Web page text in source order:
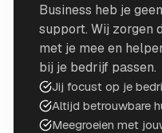
Business heb je
support. Wij zorgen
met je mee en
bij je bedrijf passen.
Jij focust op je
Altijd betrouwbare
Meegroeien met